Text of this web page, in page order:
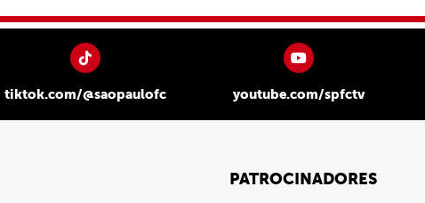
tiktok.com/@saopaulofc youtube.com/spfctv
PATROCINADORES